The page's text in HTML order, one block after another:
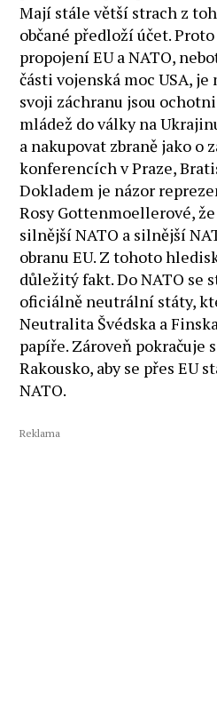
Mají stále větší strach z
občané předloží účet.
propojení EU a NATO,
části vojenská moc USA,
svoji záchranu jsou
mládež do války na
a nakupovat zbraně jako o
konferencích v Praze,
Dokladem je názor
Rosy Gottenmoellerové,
silnější NATO a silnější
obranu EU. Z tohoto
důležitý fakt. Do NATO se
oficiálně neutrální státy,
Neutralita Švédska a
papíře. Zároveň pokračuje
Rakousko, aby se přes EU
NATO.
Reklama